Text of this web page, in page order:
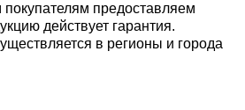
предоставляем
действует гарантия.
в регионы и города